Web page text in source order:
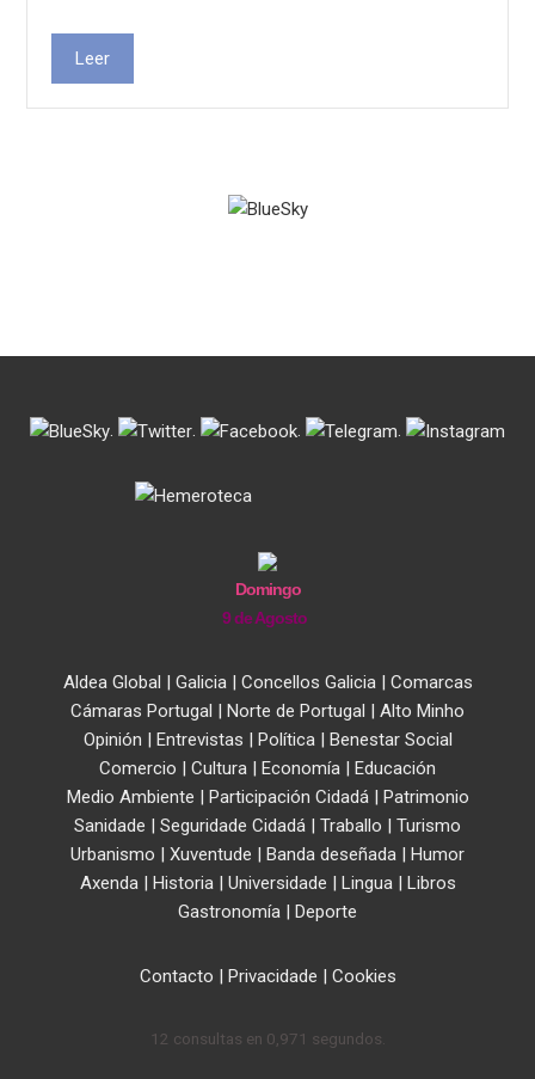
Leer
. . . .
Domingo
9 de Agosto
Aldea Global | Galicia| Concellos Galicia| Comarcas
Cámaras Portugal | Norte de Portugal | Alto Minho
Opinión | Entrevistas | Política| Benestar Social
Comercio | Cultura | Economía | Educación
Medio Ambiente | Participación Cidadá| Patrimonio
Sanidade | Seguridade Cidadá | Traballo | Turismo
Urbanismo | Xuventude | Banda deseñada | Humor
Axenda| Historia| Universidade | Lingua| Libros
Gastronomía | Deporte
Contacto | Privacidade | Cookies
12 consultas en 0,971 segundos.